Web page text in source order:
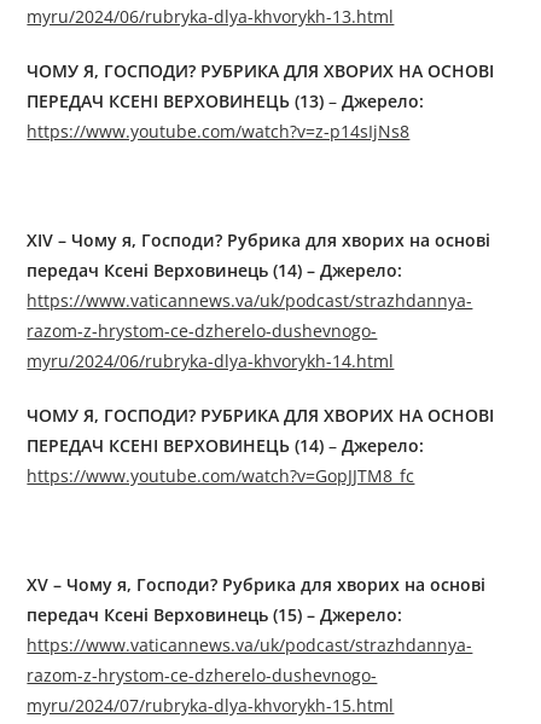
myru/2024/06/rubryka-dlya-khvorykh-13.html
ЧОМУ Я, ГОСПОДИ? РУБРИКА ДЛЯ ХВОРИХ НА ОСНОВІ
ПЕРЕДАЧ КСЕНІ ВЕРХОВИНЕЦЬ (13)–Джерелo:
https://www.youtube.com/watch?v=z-p14sIjNs8
XIV – Чому я, Господи? Рубрика для хворих на основі
передач Ксені Верховинець (14) – Джерелo:
https://www.vaticannews.va/uk/podcast/strazhdannya-
razom-z-hrystom-ce-dzherelo-dushevnogo-
myru/2024/06/rubryka-dlya-khvorykh-14.html
ЧОМУ Я, ГОСПОДИ? РУБРИКА ДЛЯ ХВОРИХ НА ОСНОВІ
ПЕРЕДАЧ КСЕНІ ВЕРХОВИНЕЦЬ (14)–Джерелo:
https://www.youtube.com/watch?v=GopJJTM8_fc
XV – Чому я, Господи? Рубрика для хворих на основі
передач Ксені Верховинець (15) – Джерелo:
https://www.vaticannews.va/uk/podcast/strazhdannya-
razom-z-hrystom-ce-dzherelo-dushevnogo-
myru/2024/07/rubryka-dlya-khvorykh-15.html